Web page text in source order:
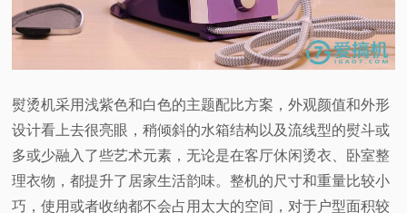
熨烫机采用浅紫色和白色的主题配比方案，外观颜值和外形
设计看上去很亮眼，稍倾斜的水箱结构以及流线型的熨斗或
多或少融入了些艺术元素，无论是在客厅休闲烫衣、卧室整
理衣物，都提升了居家生活韵味。整机的尺寸和重量比较小
巧，使用或者收纳都不会占用太大的空间，对于户型面积较